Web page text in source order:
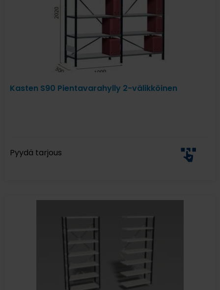
Kasten S90 Pientavarahylly 2-välikköinen
Pyydä tarjous